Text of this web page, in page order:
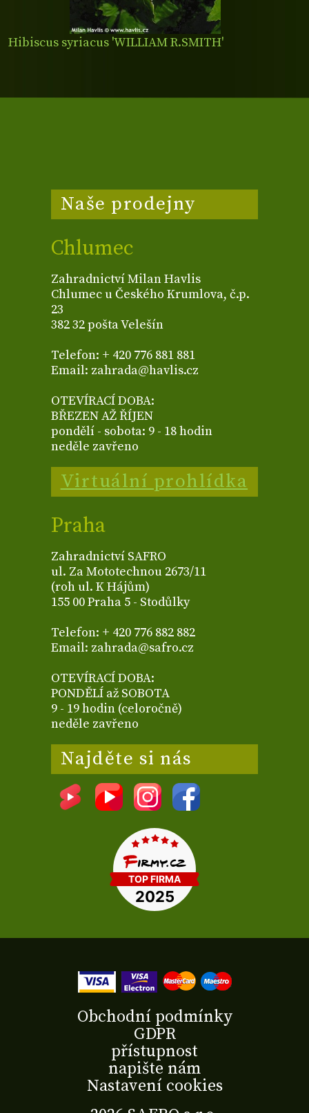
Hibiscus syriacus 'WILLIAM R.SMITH'
Naše prodejny
Chlumec
Zahradnictví Milan Havlis
Chlumec u Českého Krumlova, č.p.
23
382 32 pošta Velešín
Telefon: + 420 776 881 881
Email: zahrada@havlis.cz
OTEVÍRACÍ DOBA:
BŘEZEN AŽ ŘÍJEN
pondělí - sobota: 9 - 18 hodin
neděle zavřeno
Virtuální prohlídka
Praha
Zahradnictví SAFRO
ul. Za Mototechnou 2673/11
(roh ul. K Hájům)
155 00 Praha 5 - Stodůlky
Telefon: + 420 776 882 882
Email: zahrada@safro.cz
OTEVÍRACÍ DOBA:
PONDĚLÍ až SOBOTA
9 - 19 hodin (celoročně)
neděle zavřeno
Najděte si nás
Obchodní podmínky
GDPR
přístupnost
napište nám
Nastavení cookies